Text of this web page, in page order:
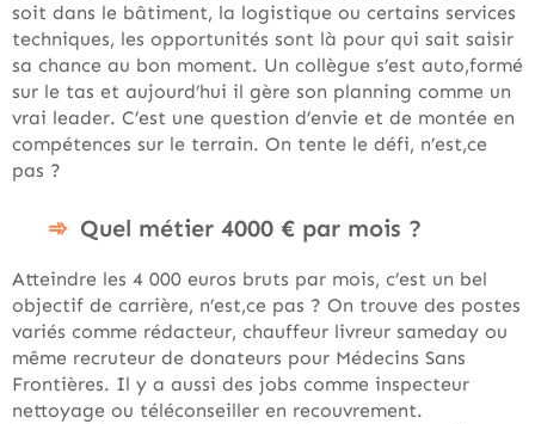
soit dans le bâtiment, la logistique ou certains services
techniques, les opportunités sont là pour qui sait saisir
sa chance au bon moment. Un collègue s’est auto,formé
sur le tas et aujourd’hui il gère son planning comme un
vrai leader. C’est une question d’envie et de montée en
compétences sur le terrain. On tente le défi, n’est,ce
pas ?
Quel métier 4000 € par mois ?
Atteindre les 4 000 euros bruts par mois, c’est un bel
objectif de carrière, n’est,ce pas ? On trouve des postes
variés comme rédacteur, chauffeur livreur sameday ou
même recruteur de donateurs pour Médecins Sans
Frontières. Il y a aussi des jobs comme inspecteur
nettoyage ou téléconseiller en recouvrement.